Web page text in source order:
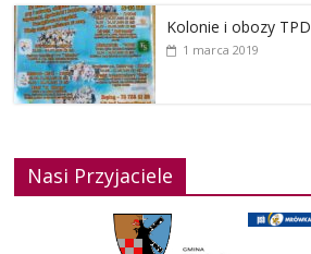
Kolonie i obozy TPD
1 marca 2019
Nasi Przyjaciele